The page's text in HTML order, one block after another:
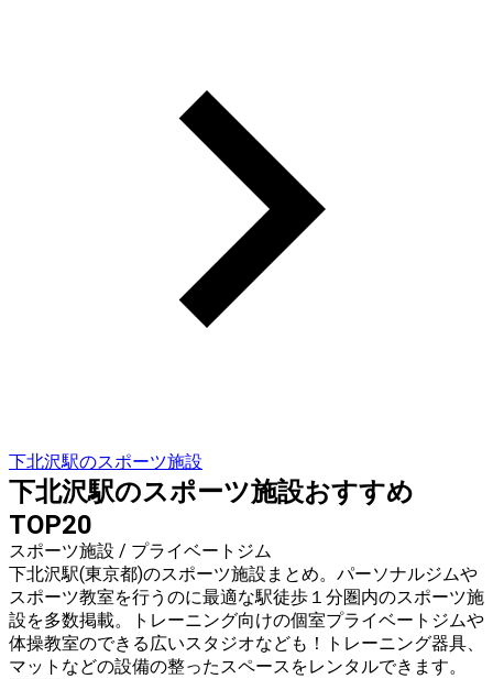
下北沢駅のスポーツ施設
下北沢駅のスポーツ施設おすすめ
TOP20
スポーツ施設 / プライベートジム
下北沢駅(東京都)のスポーツ施設まとめ。パーソナルジムや
スポーツ教室を行うのに最適な駅徒歩１分圏内のスポーツ施
設を多数掲載。トレーニング向けの個室プライベートジムや
体操教室のできる広いスタジオなども！トレーニング器具、
マットなどの設備の整ったスペースをレンタルできます。